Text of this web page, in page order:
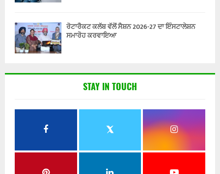
ਰੋਟਾਰੈਕਟ ਕਲੱਬ ਵੱਲੋਂ ਸੈਸ਼ਨ 2026-27 ਦਾ ਇੰਸਟਾਲੇਸ਼ਨ
ਸਮਾਰੋਹ ਕਰਵਾਇਆ
STAY IN TOUCH